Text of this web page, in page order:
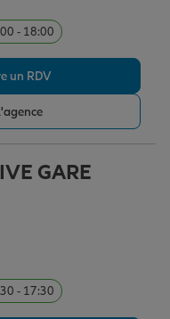
- 18:00
un RDV
GARE
- 17:30